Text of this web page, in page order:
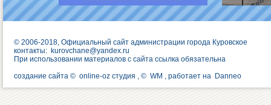
© 2006-2018, Официальный сайт администрации города Куровское
контакты: kurovchane@yandex.ru
При использовании материалов с сайта ссылка обязательна
создание сайта © online-oz студия , © WM , работает на Danneo